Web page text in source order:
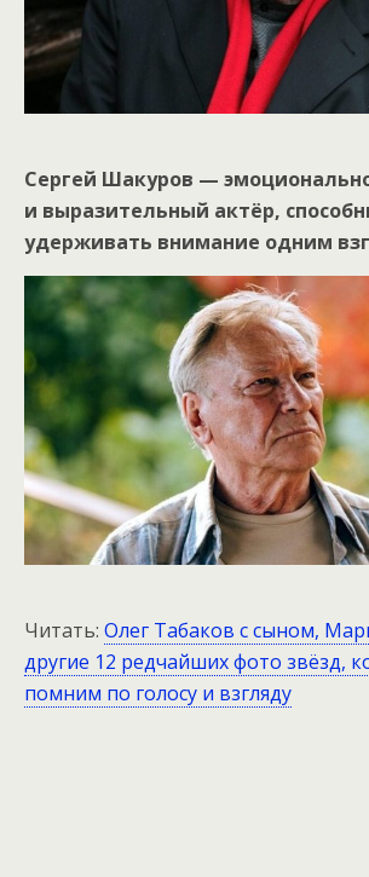
Сергей Шакуров —
и выразительный актёр,
удерживать внимание одним
Читать: Олег Табаков с сыном,
другие 12 редчайших фото звёзд,
помним по голосу и взгляду